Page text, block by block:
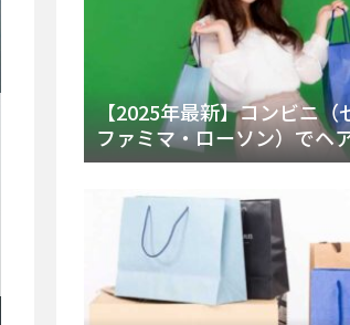
【2025年最新】コンビニ（
ファミマ・ローソン）でヘ
ーは売ってる？販売場所と